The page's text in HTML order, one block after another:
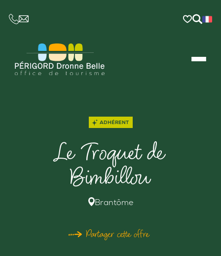
CE LIEN OUVRIRA VOTRE LOGICIEL DE
ADHÉRENT
Le Troquet de
Bimbillou
Brantôme
Partager cette offre